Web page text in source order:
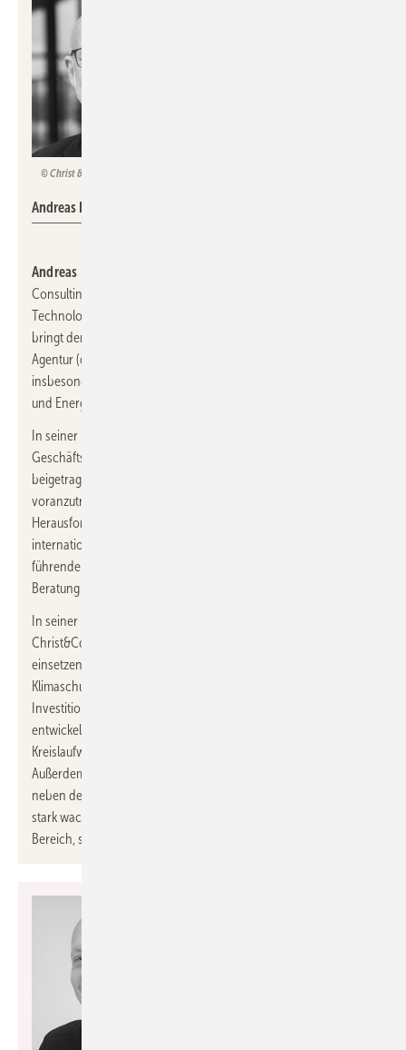
Christ & Company / Tristan Unkelbach
Andreas Kuhlmann
Andreas Kuhlmann
Consulting-Firma
Technology Officer (CTO) und Chief Operating Officer (COO)
bringt der bisherige Geschäftsführer der Deutschen Energie-
Agentur (dena) ab 1. Juli 2023 bei Christ&Company
insbesondere seine Expertise in den Themenfeldern Klimaschutz
und Energiewende ein.
In seiner bisherigen Funktion als Vorsitzender der dena-
Geschäftsführung hat der 55-jährige maßgeblich dazu
beigetragen, die Energiewende im Sinne des Klimaschutzes
voranzutreiben und neuartige Lösungen für die
Herausforderungen des Klimawandels zu entwickeln. Als
international gefragter Experte auf diesem Gebiet stärkt er die
führende Position von Christ&Company als strategische
Beratung und Venture Builder.
In seiner künftigen Position wird der gebürtige Westfale bei
Christ&Company seine Fähigkeiten und sein Fachwissen
einsetzen, um Unternehmen bei der Umsetzung ihrer
Klimaschutzvorhaben zu begleiten und dabei die richtigen
Investitionen zu tätigen sowie neue Geschäftsmodelle zu
entwickeln. Er wird darüber hinaus die Themen Energie- und
Kreislaufwirtschaft, ESG und Sustanibilty verantworten.
Außerdem wird Christ&Company gemeinsam mit Kuhlmann
neben der strategischen Beratung von Unternehmen auch den
stark wachsenden Markt für Ventures im Green/Clean Tech-
Bereich, sowie deren Finanzierung fokussieren.